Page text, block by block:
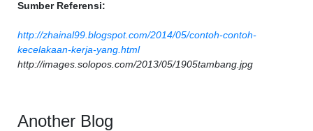
Sumber Referensi:
http://zhainal99.blogspot.com/2014/05/contoh-contoh-
kecelakaan-kerja-yang.html
http://images.solopos.com/2013/05/1905tambang.jpg
Another Blog